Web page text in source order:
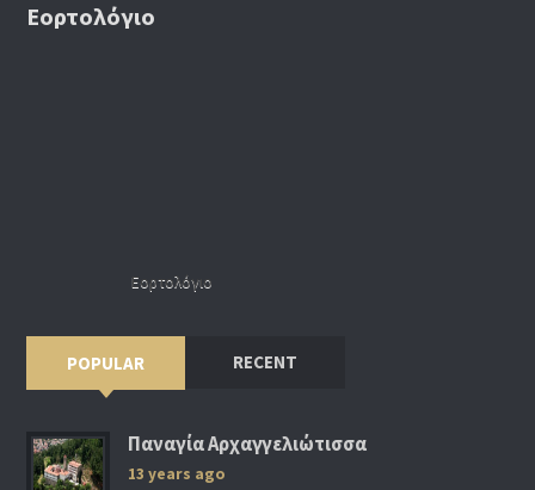
Εορτολόγιο
Εορτολόγιο
POPULAR RECENT
Παναγία Αρχαγγελιώτισσα
13 years ago